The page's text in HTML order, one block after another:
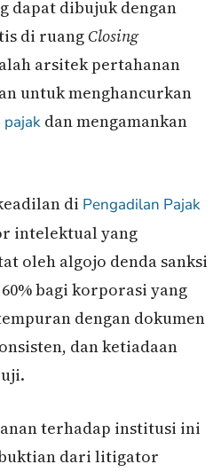
dapat dibujuk dengan
di ruangClosing
arsitek pertahanan
untuk menghancurkan
dan mengamankan
di Pengadilan Pajak
intelektual yang
oleh algojo denda sanksi
bagi korporasi yang
dengan dokumen
dan ketiadaan
terhadap institusi ini
dari litigator